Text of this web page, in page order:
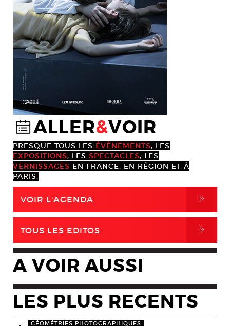
@ALLER&VOIR
PRESQUE TOUS LES ÉVÈNEMENTS, LES
EXPOSITIONS, LES SPECTACLES, LES
VERNISSAGES EN FRANCE, EN RÉGION ET À
PARIS.
VOIR L'AGENDA ,
TOUS LES EDITOS ,
A VOIR AUSSI
LES PLUS RECENTS
GÉOMÉTRIES PHOTOGRAPHIQUES